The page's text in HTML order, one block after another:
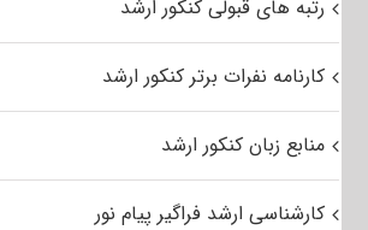
رتبه های قبولی کنکور ارشد
کارنامه نفرات برتر کنکور ارشد
منابع زبان کنکور ارشد
کارشناسی ارشد فراگیر پیام نور